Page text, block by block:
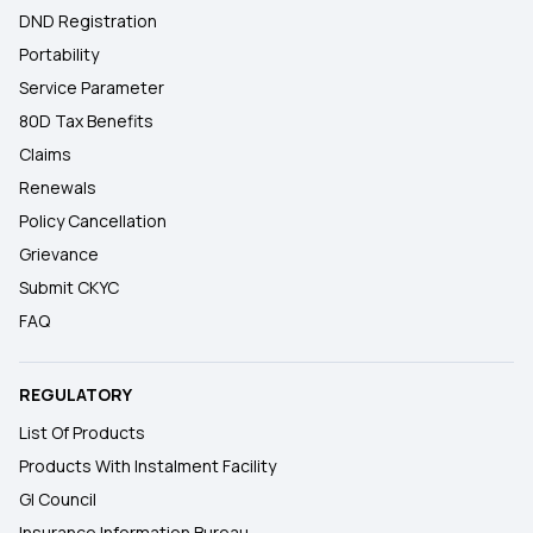
DND Registration
Portability
Service Parameter
80D Tax Benefits
Claims
Renewals
Policy Cancellation
Grievance
Submit CKYC
FAQ
REGULATORY
List Of Products
Products With Instalment Facility
GI Council